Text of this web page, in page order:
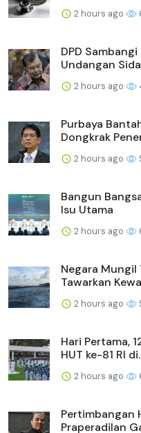
2 hours ago
DPD
Undangan
2 hours ago
Purbaya
Dongkrak
2 hours ago
Bangun
Isu Utama
2 hours ago
Negara Mungil
Tawarkan
2 hours ago
Hari Pertama,
HUT ke-81 RI
2 hours ago
Pertimbangan
Praperadilan